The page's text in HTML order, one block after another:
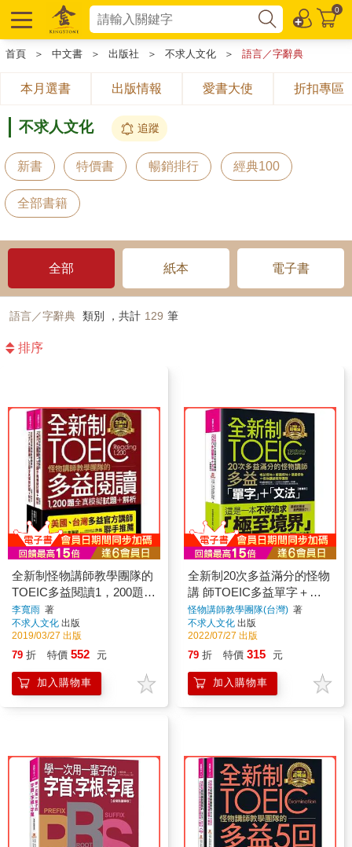
0
首頁 ＞ 中文書 ＞ 出版社 ＞ 不求人文化 ＞ 語言／字辭典
本月選書 出版情報 愛書大使 折扣專區
不求人文化 追蹤
新書 特價書 暢銷排行 經典100
全部書籍
全部 紙本 電子書
語言／字辭典 類別 ，共計 129 筆
排序
全新制怪物講師教學團隊的
TOEIC多益閱讀1，200題全
真模擬試題＋解析【美國＋
台灣多益官方講師聯手
李寬雨 著
不求人文化 出版
2019/03/27 出版
79 折 特價 552 元
加入購物車
全新制20次多益滿分的怪物
講 師TOEIC多益單字＋文
法【隨身版】(附文法教學
影片＋「Youtor App」內含
VRP虛擬點讀筆＋防水書
套)
怪物講師教學團隊(台灣) 著
不求人文化 出版
2022/07/27 出版
79 折 特價 315 元
加入購物車